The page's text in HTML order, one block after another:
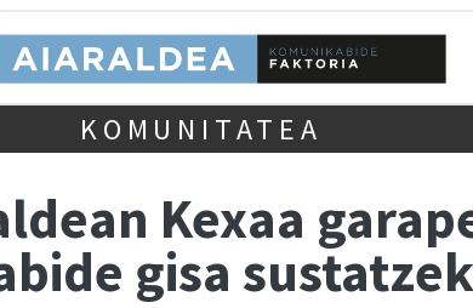
KOMUNITATEA
Kexaa
gisa